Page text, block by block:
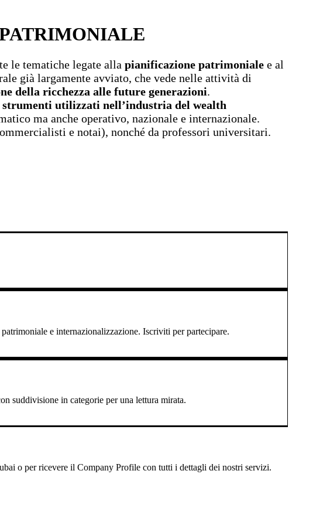
le tematiche legate alla pianificazione patrimoniale e al
già largamente avviato, che vede nelle attività di
della ricchezza alle future generazioni.
utilizzati nell’industria del wealth
ma anche operativo, nazionale e internazionale.
e notai), nonché da professori universitari.
e internazionalizzazione. Iscriviti per partecipare.
suddivisione in categorie per una lettura mirata.
o per ricevere il Company Profile con tutti i dettagli dei nostri servizi.